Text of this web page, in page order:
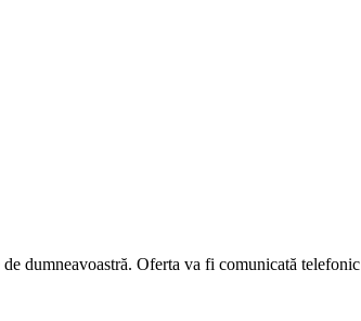
dumneavoastră. Oferta va fi comunicată